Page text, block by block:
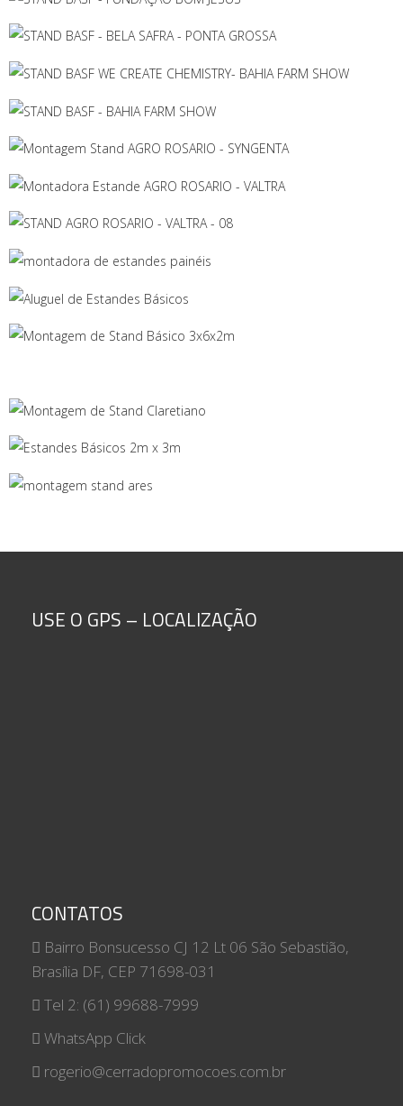
USE O GPS – LOCALIZAÇÃO
CONTATOS
Bairro Bonsucesso CJ 12 Lt 06 São Sebastião,
Brasília DF, CEP 71698-031
Tel 2: (61) 99688-7999
WhatsApp Click
rogerio@cerradopromocoes.com.br